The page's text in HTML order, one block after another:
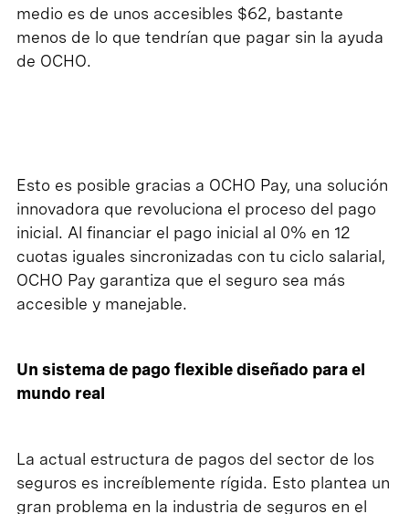
medio es de unos accesibles $62, bastante
menos de lo que tendrían que pagar sin la ayuda
de OCHO.
Esto es posible gracias a OCHO Pay, una solución
innovadora que revoluciona el proceso del pago
inicial. Al financiar el pago inicial al 0% en 12
cuotas iguales sincronizadas con tu ciclo salarial,
OCHO Pay garantiza que el seguro sea más
accesible y manejable.
Un sistema de pago flexible diseñado para el
mundo real
La actual estructura de pagos del sector de los
seguros es increíblemente rígida. Esto plantea un
gran problema en la industria de seguros en el